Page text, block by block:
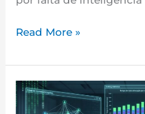
Read More »
O
Desafio